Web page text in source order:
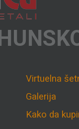
Virtuelna
Galerija
Kako da